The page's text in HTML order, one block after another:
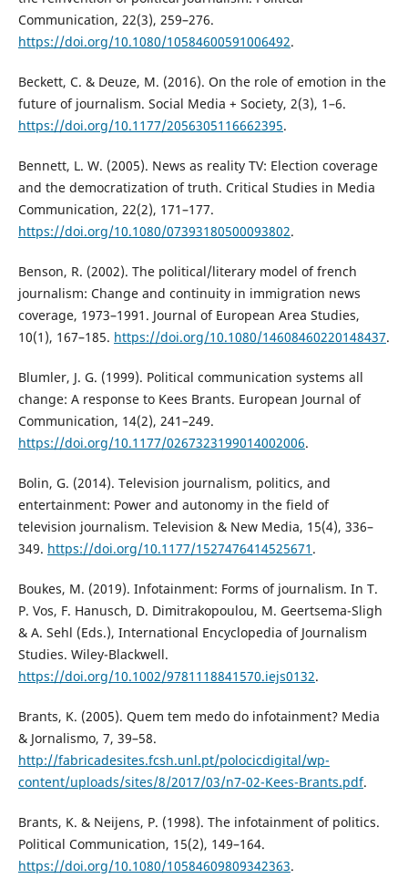
Communication, 22(3), 259–276.
https://doi.org/10.1080/10584600591006492.
Beckett, C. & Deuze, M. (2016). On the role of emotion in the
future of journalism. Social Media + Society, 2(3), 1–6.
https://doi.org/10.1177/2056305116662395.
Bennett, L. W. (2005). News as reality TV: Election coverage
and the democratization of truth. Critical Studies in Media
Communication, 22(2), 171–177.
https://doi.org/10.1080/07393180500093802.
Benson, R. (2002). The political/literary model of french
journalism: Change and continuity in immigration news
coverage, 1973–1991. Journal of European Area Studies,
10(1), 167–185. https://doi.org/10.1080/14608460220148437.
Blumler, J. G. (1999). Political communication systems all
change: A response to Kees Brants. European Journal of
Communication, 14(2), 241–249.
https://doi.org/10.1177/0267323199014002006.
Bolin, G. (2014). Television journalism, politics, and
entertainment: Power and autonomy in the field of
television journalism. Television & New Media, 15(4), 336–
349. https://doi.org/10.1177/1527476414525671 .
Boukes, M. (2019). Infotainment: Forms of journalism. In T.
P. Vos, F. Hanusch, D. Dimitrakopoulou, M. Geertsema-Sligh
& A. Sehl (Eds.), International Encyclopedia of Journalism
Studies. Wiley-Blackwell.
https://doi.org/10.1002/9781118841570.iejs0132.
Brants, K. (2005). Quem tem medo do infotainment? Media
& Jornalismo, 7, 39–58.
http://fabricadesites.fcsh.unl.pt/polocicdigital/wp-
content/uploads/sites/8/2017/03/n7-02-Kees-Brants.pdf.
Brants, K. & Neijens, P. (1998). The infotainment of politics.
Political Communication, 15(2), 149–164.
https://doi.org/10.1080/10584609809342363.